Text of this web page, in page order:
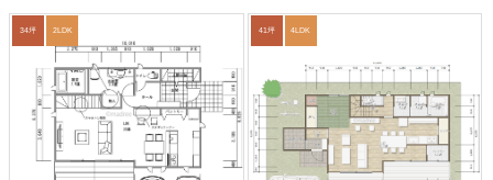
34坪 2LDK 41坪 4LDK